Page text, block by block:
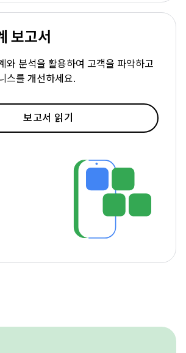
보고서
와 분석을 활용하여 고객을 파악하고
스를 개선하세요.
보고서 읽기